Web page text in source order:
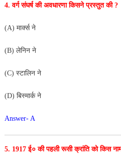
4. वर्ग संघर्ष की अवधारणा किसने प्रस्तुत की ?
(A) मार्क्स ने
(B) लेनिन ने
(C) स्टालिन ने
(D) बिस्मार्क ने
Answer- A
5. 1917 ई० की पहली रूसी क्रांति को किस